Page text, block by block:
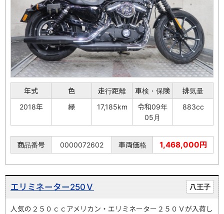
年式 色 走行距離 車検・保険
排気量
2018年
緑 17,185km
令和09年
05月
883cc
商品番号 0000072602 車両価格 1,468,000円
八王子
エリミネーター250Ｖ
人気の２５０ｃｃアメリカン・エリミネーター２５０Ｖが入荷し